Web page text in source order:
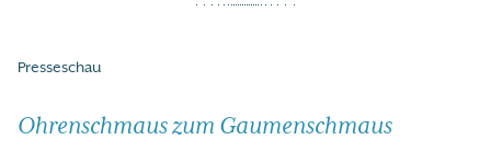
Presseschau
Ohrenschmaus zum Gaumenschmaus